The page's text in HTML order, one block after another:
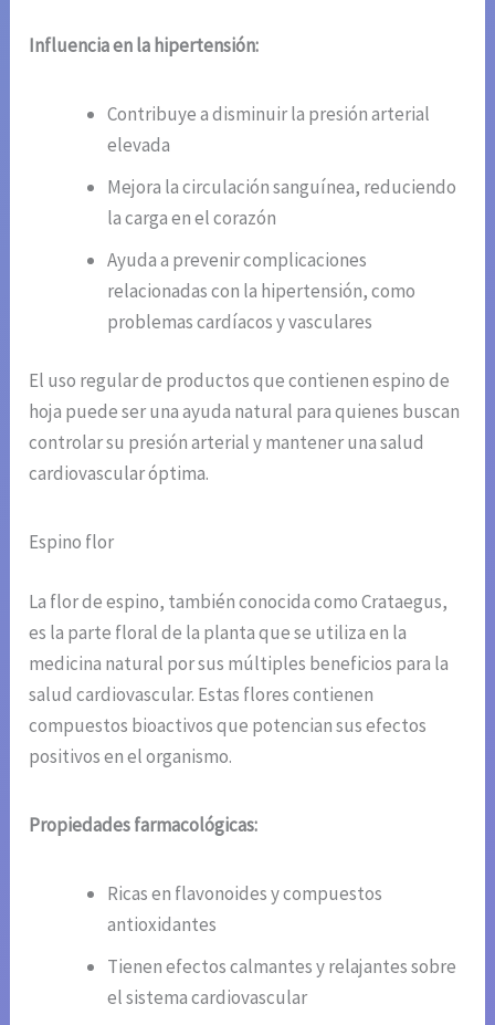
Influencia en la hipertensión:
Contribuye a disminuir la presión arterial
elevada
Mejora la circulación sanguínea, reduciendo
la carga en el corazón
Ayuda a prevenir complicaciones
relacionadas con la hipertensión, como
problemas cardíacos y vasculares
El uso regular de productos que contienen espino de
hoja puede ser una ayuda natural para quienes buscan
controlar su presión arterial y mantener una salud
cardiovascular óptima.
Espino flor
La flor de espino, también conocida como Crataegus,
es la parte floral de la planta que se utiliza en la
medicina natural por sus múltiples beneficios para la
salud cardiovascular. Estas flores contienen
compuestos bioactivos que potencian sus efectos
positivos en el organismo.
Propiedades farmacológicas:
Ricas en flavonoides y compuestos
antioxidantes
Tienen efectos calmantes y relajantes sobre
el sistema cardiovascular